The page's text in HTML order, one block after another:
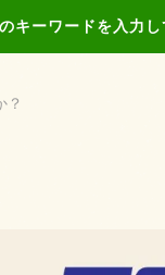
しの